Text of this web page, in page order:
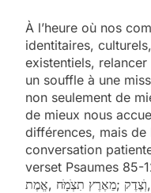
À l’heure où nos
identitaires,
existentiels,
un souffle à une
non seulement de
de mieux nous
différences, mais de
conversation
verset Psaumes 85-
;מֵאֶרֶץ תִצְׁמָּׁח ,אֱמֶת